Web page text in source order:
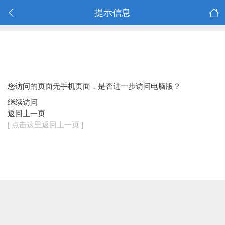
提示信息
您访问的页面无手机页面，是否进一步访问电脑版？
继续访问
返回上一页
[ 点击这里返回上一页 ]